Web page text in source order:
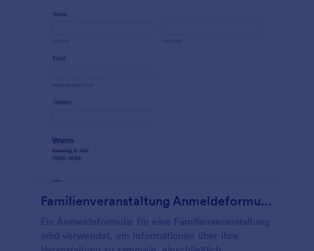
Familienveranstaltung Anmeldeformular
Ein Anmeldeformular für eine Familienveranstaltung
wird verwendet, um Informationen über Ihre